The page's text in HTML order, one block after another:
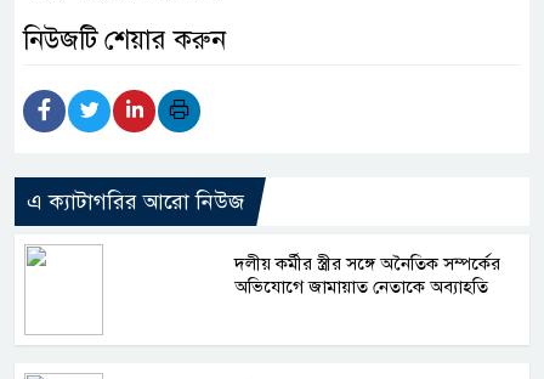
নিউজটি শেয়ার করুন
এ ক্যাটাগরির আরো নিউজ
দলীয় কর্মীর স্ত্রীর সঙ্গে অনৈতিক সম্পর্কের
অভিযোগে জামায়াত নেতাকে অব্যাহতি